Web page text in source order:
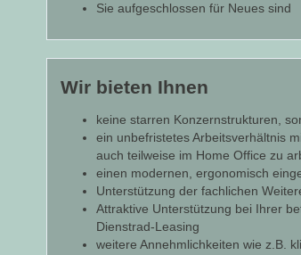
Sie aufgeschlossen für Neues sind
Wir bieten Ihnen
keine starren Konzernstrukturen,
ein unbefristetes Arbeitsverhältnis
auch teilweise im Home Office zu
einen modernen, ergonomisch
Unterstützung der fachlichen
Attraktive Unterstützung bei Ihrer
Dienstrad-Leasing
weitere Annehmlichkeiten wie z.B.